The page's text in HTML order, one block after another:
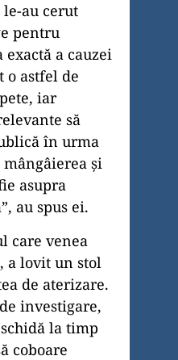
le-au cerut
pentru
a cauzei
o astfel de
iar
să
în urma
mângâierea și
asupra
au spus ei.
care venea
a lovit un stol
de aterizare.
investigare,
la timp
coboare